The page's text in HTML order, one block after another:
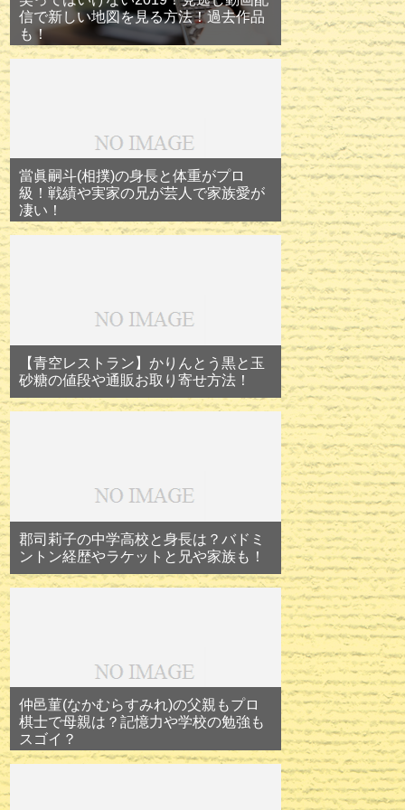
信で新しい地図を見る方法！過去作品
も！
當眞嗣斗(相撲)の身長と体重がプロ
級！戦績や実家の兄が芸人で家族愛が
凄い！
【青空レストラン】かりんとう黒と玉
砂糖の値段や通販お取り寄せ方法！
郡司莉子の中学高校と身長は？バドミ
ントン経歴やラケットと兄や家族も！
仲邑菫(なかむらすみれ)の父親もプロ
棋士で母親は？記憶力や学校の勉強も
スゴイ？